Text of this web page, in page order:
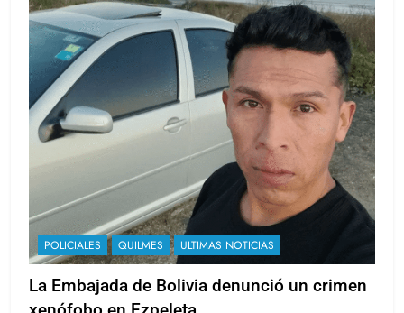
POLICIALES QUILMES ULTIMAS NOTICIAS
La Embajada de Bolivia denunció un crimen